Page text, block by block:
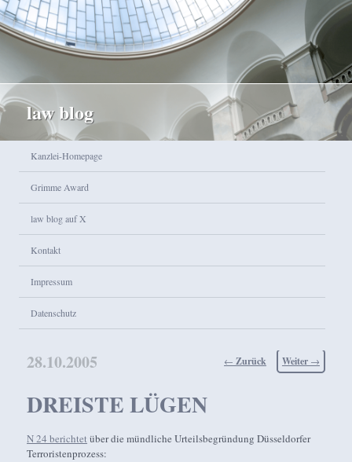
law blog
Zum Inhalt wechseln
Zum sekundären Inhalt wechseln
Kanzlei-Homepage
Grimme Award
law blog auf X
Kontakt
Impressum
Datenschutz
Beitragsnavigation
← Zurück Weiter →
DREISTE LÜGEN
28.10.2005
N 24 berichtet über die mündliche Urteilsbegründung Düsseldorfer
Terroristenprozess: